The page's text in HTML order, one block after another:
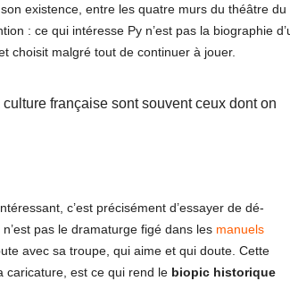
existence, entre les quatre murs du théâtre du
: ce qui intéresse Py n’est pas la biographie
choisit malgré tout de continuer à jouer.
française sont souvent ceux dont on
c’est précisément d’essayer de dé-
pas le dramaturge figé dans les manuels
avec sa troupe, qui aime et qui doute. Cette
caricature, est ce qui rend le biopic historique